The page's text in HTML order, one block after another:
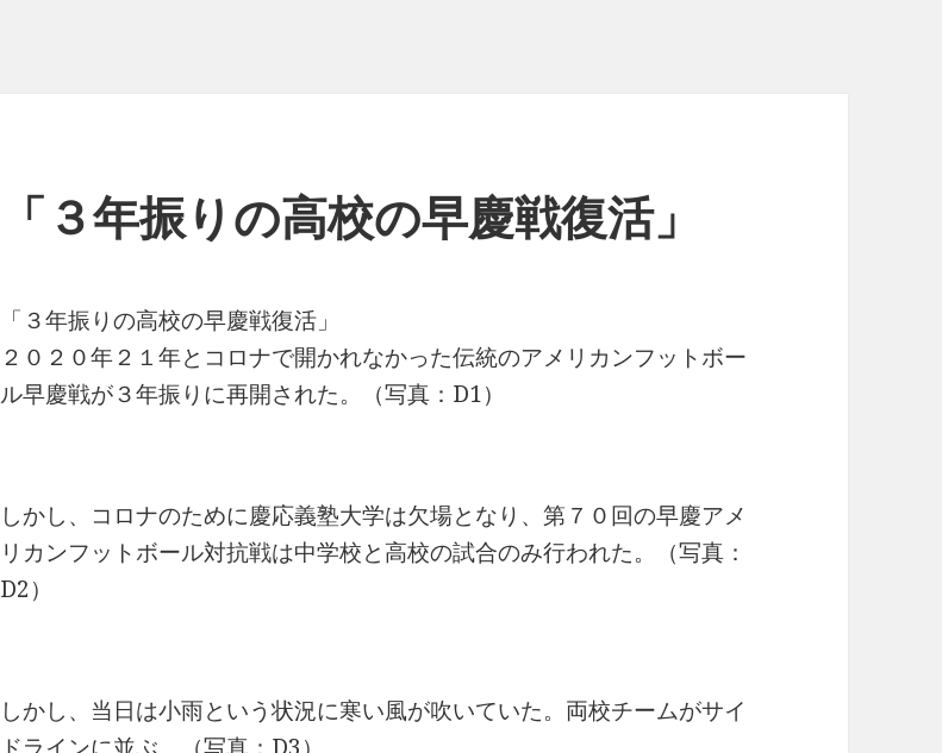
「３年振りの高校の早慶戦復活」
「３年振りの高校の早慶戦復活」
２０２０年２１年とコロナで開かれなかった伝統のアメリカンフットボー
ル早慶戦が３年振りに再開された。（写真：D1）
しかし、コロナのために慶応義塾大学は欠場となり、第７０回の早慶アメ
リカンフットボール対抗戦は中学校と高校の試合のみ行われた。（写真：
D2）
しかし、当日は小雨という状況に寒い風が吹いていた。両校チームがサイ